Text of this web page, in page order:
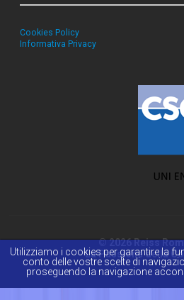
Cookies Policy
Informativa Privacy
© 2026 Reiss
La Passione della
Utilizziamo i cookies per garantire la
conto delle vostre scelte di
proseguendo la navigazione